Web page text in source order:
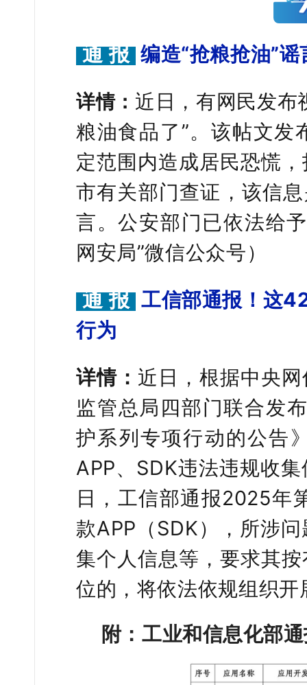
通 报 编造“抢粮抢油”
详情： 近日，有网民发布
粮油食品了”。该帖文发
定范围内造成居民恐慌
市有关部门查证，该信
言。公安部门已依法给
网安局”微信公众号）
通 报 工信部通报！这
行为
详情： 近日， 根据中央
监管总局四部门联合发
护系列专项行动的公告
APP、SDK违法违规收
日，工信部通报2025年
款APP（SDK），所涉
集个人信息等，要求其
位的，将依法依规组织
附：工业和信息化部